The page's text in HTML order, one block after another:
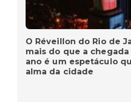
O Réveillon do Rio de
mais do que a
ano é um espetáculo
alma da cidade